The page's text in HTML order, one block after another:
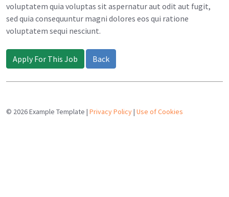
voluptatem quia voluptas sit aspernatur aut odit aut fugit,
sed quia consequuntur magni dolores eos qui ratione
voluptatem sequi nesciunt.
Apply For This Job Back
© 2026 Example Template | Privacy Policy| Use of Cookies